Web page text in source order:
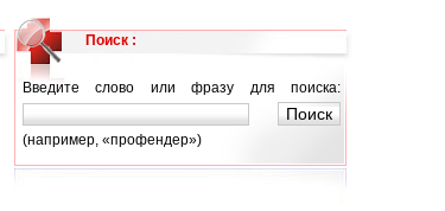
Поиск :
Введите слово или фразу для поиска:
(например, «профендер»)